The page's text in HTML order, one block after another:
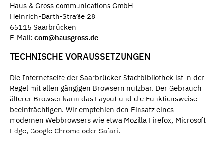
Haus & Gross communications GmbH
Heinrich-Barth-Straße 28
66115 Saarbrücken
E-Mail: com@hausgross.de
TECHNISCHE VORAUSSETZUNGEN
Die Internetseite der Saarbrücker Stadtbibliothek ist in der
Regel mit allen gängigen Browsern nutzbar. Der Gebrauch
älterer Browser kann das Layout und die Funktionsweise
beeinträchtigen. Wir empfehlen den Einsatz eines
modernen Webbrowsers wie etwa Mozilla Firefox, Microsoft
Edge, Google Chrome oder Safari.